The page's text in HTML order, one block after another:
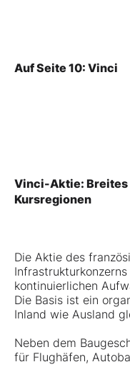
Auf Seite 10: Vinci
Vinci-Aktie: Breites
Kursregionen
Die Aktie des
kontinuierlichen
Die Basis ist ein
Inland wie Ausland
Neben dem
für Flughäfen,